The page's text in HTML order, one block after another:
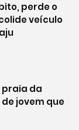
perde o
veículo
praia da
jovem que